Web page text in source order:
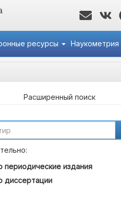
ресурсы Наукометрия
Расширенный поиск
периодические издания
диссертации